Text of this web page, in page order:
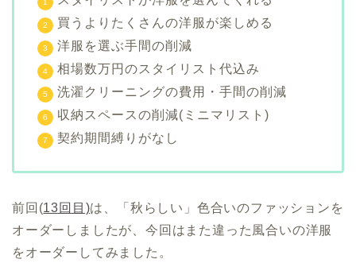
買うよりたくさんの洋服が楽しめる
洋服を選ぶ手間の削減
相場数万円のスタイリスト代込み
洗濯クリーニングの費用・手間の削減
収納スペースの削減(ミニマリスト)
契約期間縛りがなし
前回(13回目)は、「秋らしい」色合いのファッションを
オーダーしましたが、今回はまた違った風合いの洋服
をオーダーしてみました。